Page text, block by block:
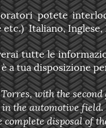
potete
etc.) Italiano,
tutte le
a tua disposizione
with the
the automotive
disposal of